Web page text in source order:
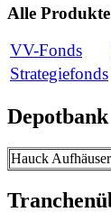
Alle
VV-Fonds
Strategiefonds
Depotbank
Hauck